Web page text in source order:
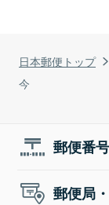
日本郵便トップ
今
郵便番
郵便局